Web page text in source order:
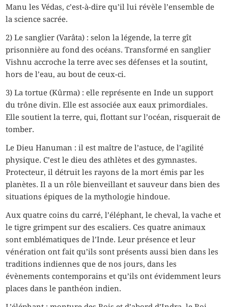
Manu les Védas, c’est-à-dire qu’il lui révèle l’ensemble de
la science sacrée.
2) Le sanglier (Varâta) : selon la légende, la terre gît
prisonnière au fond des océans. Transformé en sanglier
Vishnu accroche la terre avec ses défenses et la soutint,
hors de l’eau, au bout de ceux-ci.
3) La tortue (Kûrma) : elle représente en Inde un support
du trône divin. Elle est associée aux eaux primordiales.
Elle soutient la terre, qui, flottant sur l’océan, risquerait de
tomber.
Le Dieu Hanuman : il est maître de l’astuce, de l’agilité
physique. C’est le dieu des athlètes et des gymnastes.
Protecteur, il détruit les rayons de la mort émis par les
planètes. Il a un rôle bienveillant et sauveur dans bien des
situations épiques de la mythologie hindoue.
Aux quatre coins du carré, l’éléphant, le cheval, la vache et
le tigre grimpent sur des escaliers. Ces quatre animaux
sont emblématiques de l’Inde. Leur présence et leur
vénération ont fait qu’ils sont présents aussi bien dans les
traditions indiennes que de nos jours, dans les
évènements contemporains et qu’ils ont évidemment leurs
places dans le panthéon indien.